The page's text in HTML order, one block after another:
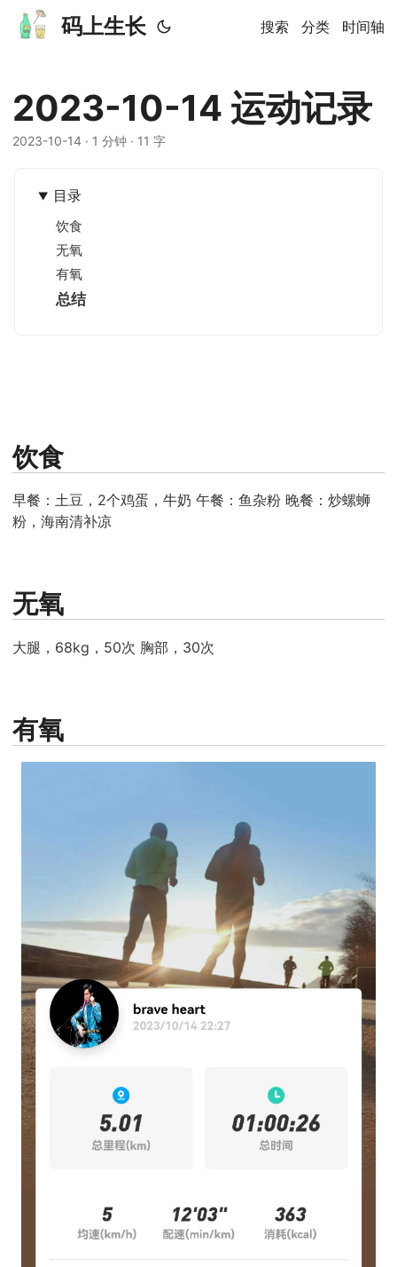
码上生长 搜索 分类 时间轴
2023-10-14 运动记录
2023-10-14 · 1 分钟 · 11 字
目录
饮食
无氧
有氧
总结
饮食
早餐：土豆，2个鸡蛋，牛奶 午餐：鱼杂粉 晚餐：炒螺蛳
粉，海南清补凉
无氧
大腿，68kg，50次 胸部，30次
有氧